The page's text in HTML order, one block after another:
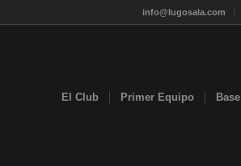
info@lugosala.com
El Club Primer Equipo Base